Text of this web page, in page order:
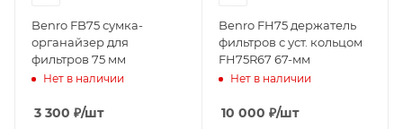
Benro FB75 сумка-
органайзер для
фильтров 75 мм
Нет в наличии
3 300 ₽/шт
Benro FH75 держатель
фильтров с уст. кольцом
FH75R67 67-мм
Нет в наличии
10 000 ₽/шт